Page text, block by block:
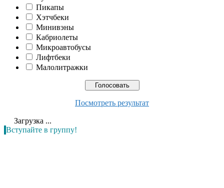
Пикапы
Хэтчбеки
Минивэны
Кабриолеты
Микроавтобусы
Лифтбеки
Малолитражки
Посмотреть результат
Загрузка ...
Вступайте в группу!